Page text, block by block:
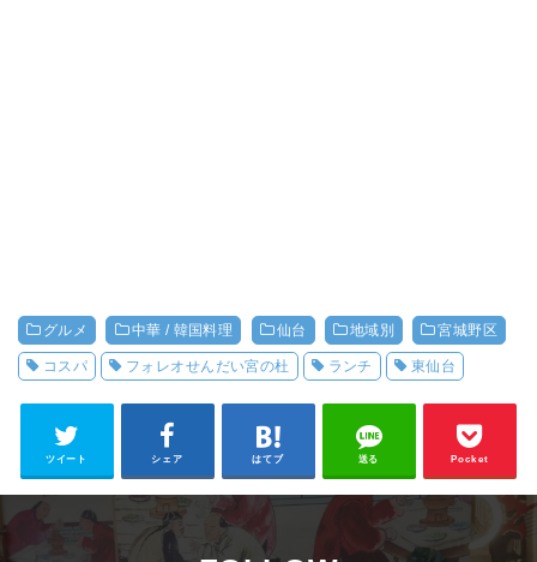
グルメ 中華 / 韓国料理 仙台 地域別 宮城野区
コスパ フォレオせんだい宮の杜 ランチ 東仙台
ツイート シェア はてブ 送る Pocket